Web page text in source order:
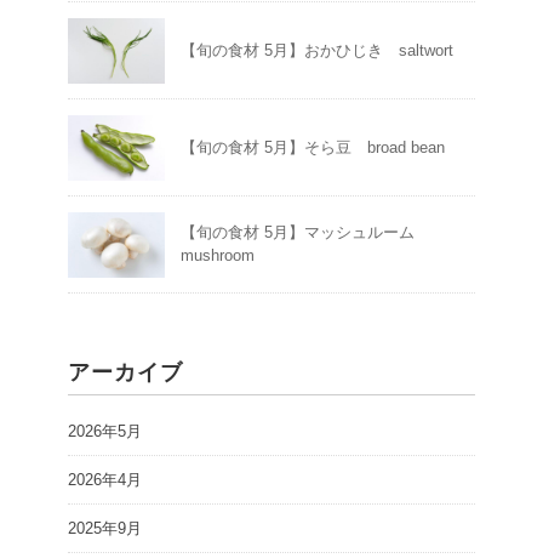
【旬の食材 5月】おかひじき saltwort
【旬の食材 5月】そら豆 broad bean
【旬の食材 5月】マッシュルーム
mushroom
アーカイブ
2026年5月
2026年4月
2025年9月